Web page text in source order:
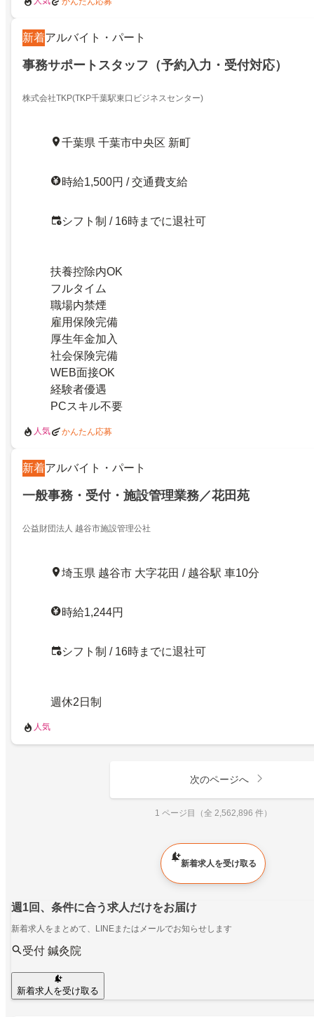
新着アルバイト・パート
事務サポートスタッフ（予約入力・受付対応）
株式会社TKP(TKP千葉駅東口ビジネスセンター)
千葉県 千葉市中央区 新町
時給1,500円 / 交通費支給
シフト制 / 16時までに退社可
扶養控除内OK
フルタイム
職場内禁煙
雇用保険完備
厚生年金加入
社会保険完備
WEB面接OK
経験者優遇
PCスキル不要
人気 かんたん応募
新着アルバイト・パート
一般事務・受付・施設管理業務／花田苑
公益財団法人 越谷市施設管理公社
埼玉県 越谷市 大字花田 / 越谷駅 車10分
時給1,244円
シフト制 / 16時までに退社可
週休2日制
人気
次のページへ
1 ページ目（全 2,562,896 件）
新着求人を受け取る
週1回、条件に合う求人だけをお届け
新着求人をまとめて、LINEまたはメールでお知らせします
受付 鍼灸院
新着求人を受け取る